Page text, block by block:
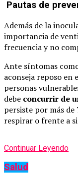
Pautas de
Además de la
importancia de
frecuencia y no
Ante síntomas
aconseja reposo
personas
debe concurrir de
persiste por más
respirar o frente a
Continuar Leyendo
Salud